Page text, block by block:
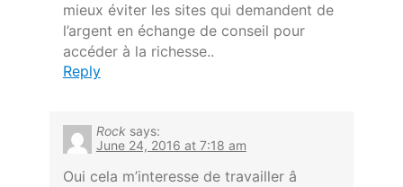
mieux éviter les sites qui demandent de
l’argent en échange de conseil pour
accéder à la richesse..
Reply
Rock says:
June 24, 2016 at 7:18 am
Oui cela m’interesse de travailler â